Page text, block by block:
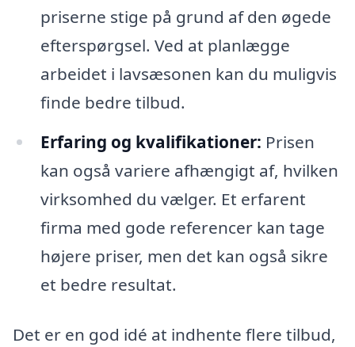
priserne stige på grund af den øgede
efterspørgsel. Ved at planlægge
arbeidet i lavsæsonen kan du muligvis
finde bedre tilbud.
Erfaring og kvalifikationer: Prisen
kan også variere afhængigt af, hvilken
virksomhed du vælger. Et erfarent
firma med gode referencer kan tage
højere priser, men det kan også sikre
et bedre resultat.
Det er en god idé at indhente flere tilbud,